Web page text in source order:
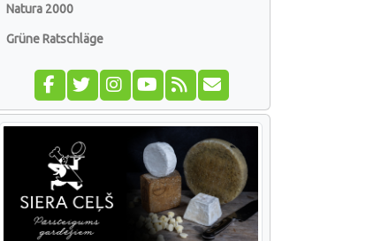
Natura 2000
Grüne Ratschläge